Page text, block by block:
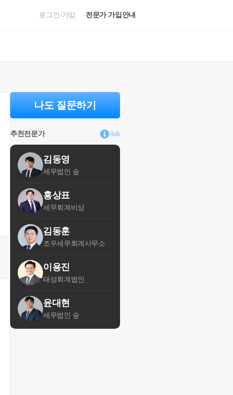
로그인/가입 전문가 가입안내
나도 질문하기
추천전문가 Ads
김동영
세무법인 숲
홍상표
세무회계비상
김동훈
조우세무회계사무소
이용진
태성회계법인
윤대현
세무법인 숲